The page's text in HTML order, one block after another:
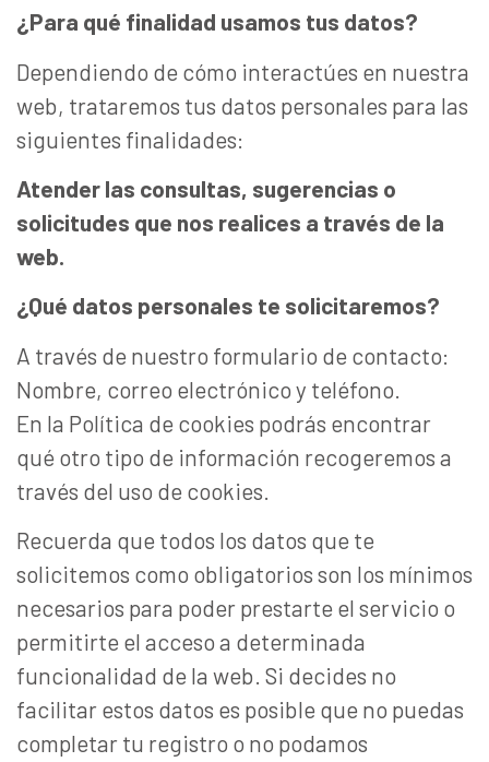
¿Para qué finalidad usamos tus datos?
Dependiendo de cómo interactúes en nuestra
web, trataremos tus datos personales para las
siguientes finalidades:
Atender las consultas, sugerencias o
solicitudes que nos realices a través de la
web.
¿Qué datos personales te solicitaremos?
A través de nuestro formulario de contacto:
Nombre, correo electrónico y teléfono.
En la Política de cookies podrás encontrar
qué otro tipo de información recogeremos a
través del uso de cookies.
Recuerda que todos los datos que te
solicitemos como obligatorios son los mínimos
necesarios para poder prestarte el servicio o
permitirte el acceso a determinada
funcionalidad de la web. Si decides no
facilitar estos datos es posible que no puedas
completar tu registro o no podamos